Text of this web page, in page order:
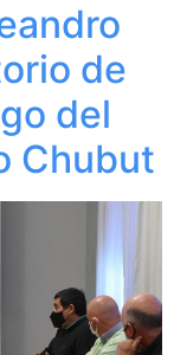
de
del
Chubut